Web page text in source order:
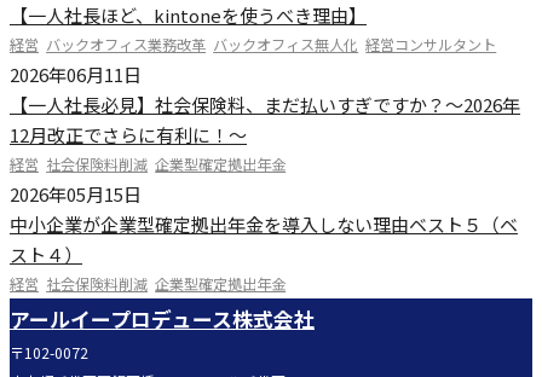
【一人社長ほど、kintoneを使うべき理由】
経営 バックオフィス業務改革 バックオフィス無人化 経営コンサルタント
2026年06月11日
【一人社長必見】社会保険料、まだ払いすぎですか？～2026年
12月改正でさらに有利に！～
経営 社会保険料削減 企業型確定拠出年金
2026年05月15日
中小企業が企業型確定拠出年金を導入しない理由ベスト５（ベ
スト４）
経営 社会保険料削減 企業型確定拠出年金
アールイープロデュース株式会社
〒102-0072